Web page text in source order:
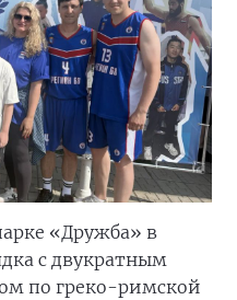
«Дружба» в
с двукратным
по греко-римской